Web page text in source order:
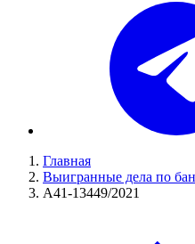
Главная
Выигранные дела по
А41-13449/2021